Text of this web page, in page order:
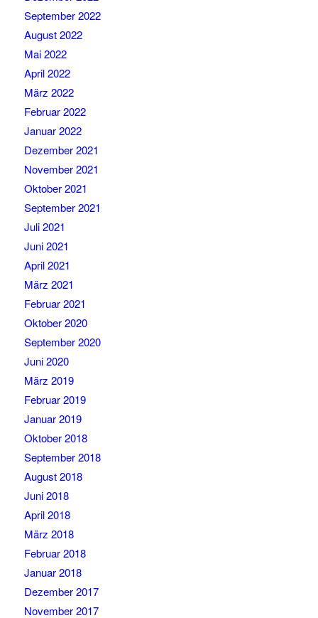
September 2022
August 2022
Mai 2022
April 2022
März 2022
Februar 2022
Januar 2022
Dezember 2021
November 2021
Oktober 2021
September 2021
Juli 2021
Juni 2021
April 2021
März 2021
Februar 2021
Oktober 2020
September 2020
Juni 2020
März 2019
Februar 2019
Januar 2019
Oktober 2018
September 2018
August 2018
Juni 2018
April 2018
März 2018
Februar 2018
Januar 2018
Dezember 2017
November 2017